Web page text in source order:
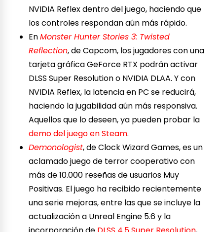
NVIDIA Reflex dentro del juego, haciendo que
los controles respondan aún más rápido.
EnMonster Hunter Stories 3: Twisted
Reflection, de Capcom, los jugadores con una
tarjeta gráfica GeForce RTX podrán activar
DLSS Super Resolution o NVIDIA DLAA. Y con
NVIDIA Reflex, la latencia en PC se reducirá,
haciendo la jugabilidad aún más responsiva.
Aquellos que lo deseen, ya pueden probar la
demo del juego en Steam.
Demonologist, de Clock Wizard Games, es un
aclamado juego de terror cooperativo con
más de 10.000 reseñas de usuarios Muy
Positivas. El juego ha recibido recientemente
una serie mejoras, entre las que se incluye la
actualización a Unreal Engine 5.6 y la